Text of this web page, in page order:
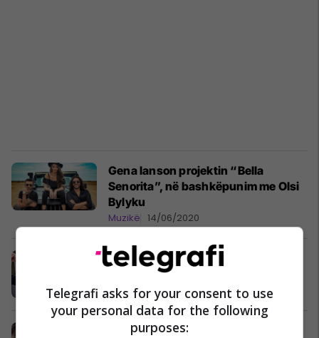
Gena lanson projektin “Bella
Senorita”, në bashkëpunim me Olsi
Bylyku
Muzikë 14/06/2020
"Mall për ty", kënga më e re nga
Muzikë 26/03/2020
Urimet e yjeve për Vitin e Ri 2020
Telegrafi asks for your consent to use
your personal data for the following
purposes: